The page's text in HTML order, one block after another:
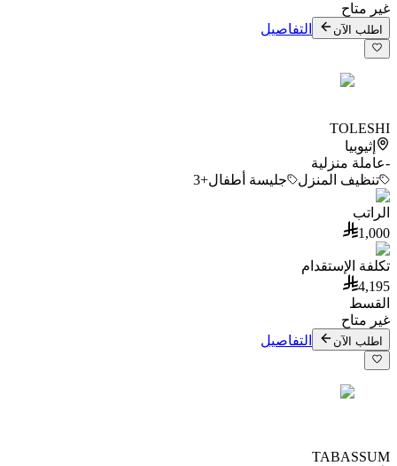
غير متاح
اطلب الآن التفاصيل
TOLESHI
إثيوبيا
-عاملة منزلية
تنظيف المنزل
جليسة أطفال+3
الراتب
1,000
تكلفة الإستقدام
4,195
القسط
غير متاح
اطلب الآن التفاصيل
TABASSUM